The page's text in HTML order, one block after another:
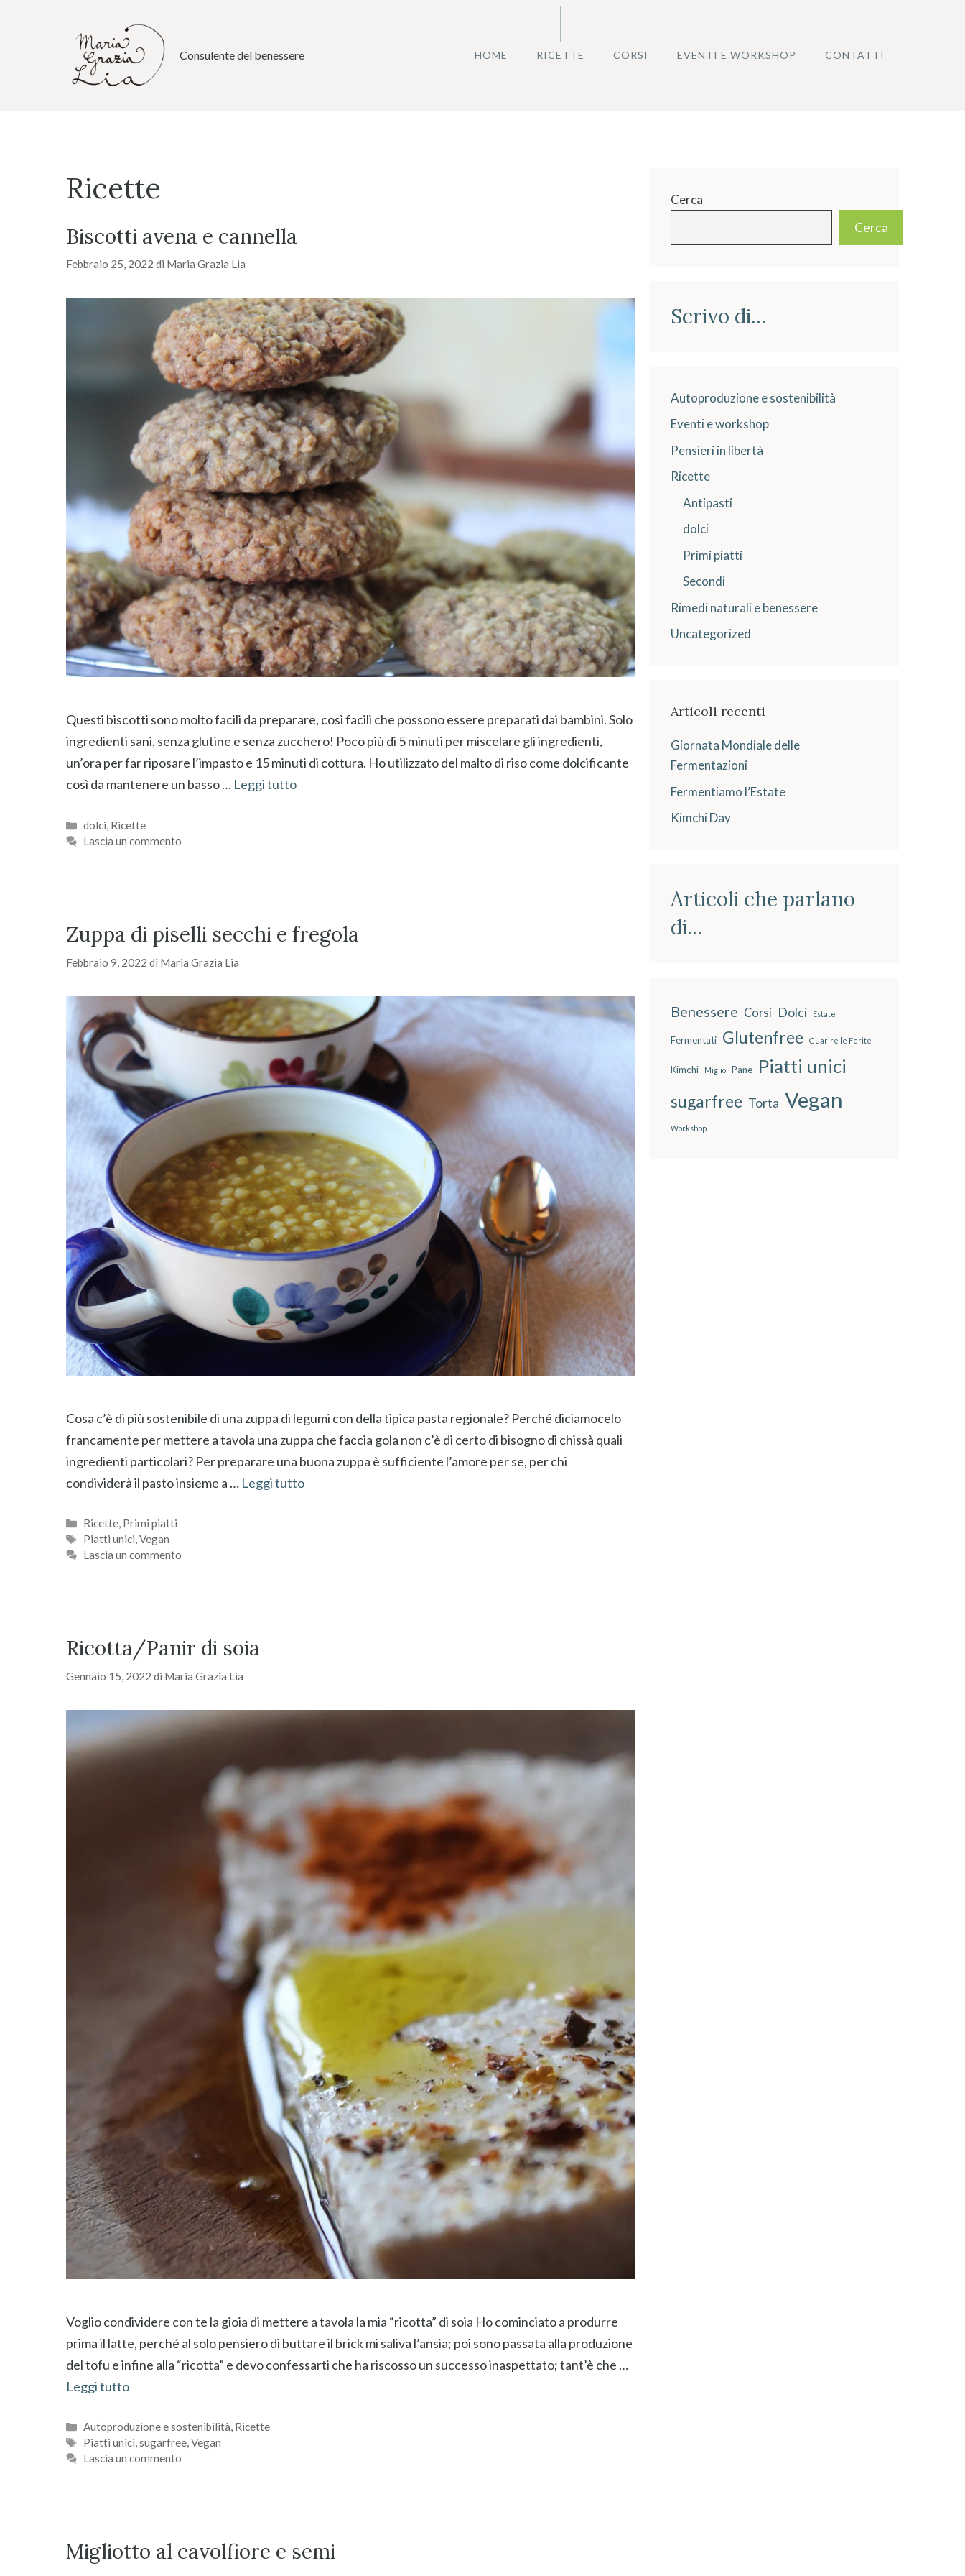
Consulente del benessere HOME RICETTE CORSI EVENTI E WORKSHOP CONTATTI
Ricette
Biscotti avena e cannella
Febbraio 25, 2022 di Maria Grazia Lia
Questi biscotti sono molto facili da preparare, così facili che possono essere preparati dai bambini. Solo
ingredienti sani, senza glutine e senza zucchero! Poco più di 5 minuti per miscelare gli ingredienti,
un’ora per far riposare l’impasto e 15 minuti di cottura. Ho utilizzato del malto di riso come dolcificante
così da mantenere un basso … Leggi tutto
Categorie
dolci, Ricette
Lascia un commento
Zuppa di piselli secchi e fregola
Febbraio 9, 2022 di Maria Grazia Lia
Cosa c’è di più sostenibile di una zuppa di legumi con della tipica pasta regionale? Perché diciamocelo
francamente per mettere a tavola una zuppa che faccia gola non c’è di certo di bisogno di chissà quali
ingredienti particolari? Per preparare una buona zuppa è sufficiente l’amore per se, per chi
condividerà il pasto insieme a … Leggi tutto
Categorie
Ricette, Primi piatti
Tag
Piatti unici,Vegan
Lascia un commento
Ricotta/Panir di soia
Gennaio 15, 2022 di Maria Grazia Lia
Voglio condividere con te la gioia di mettere a tavola la mia “ricotta” di soia Ho cominciato a produrre
prima il latte, perché al solo pensiero di buttare il brick mi saliva l’ansia; poi sono passata alla produzione
del tofu e infine alla “ricotta” e devo confessarti che ha riscosso un successo inaspettato; tant’è che …
Leggi tutto
Categorie
Autoproduzione e sostenibilità, Ricette
Tag
Piatti unici,sugarfree,Vegan
Lascia un commento
Migliotto al cavolfiore e semi
Cerca
Cerca
Scrivo di...
Autoproduzione e sostenibilità
Eventi e workshop
Pensieri in libertà
Ricette
Antipasti
dolci
Primi piatti
Secondi
Rimedi naturali e benessere
Uncategorized
Articoli recenti
Giornata Mondiale delle
Fermentazioni
Fermentiamo l’Estate
Kimchi Day
Articoli che parlano
di...
Benessere Corsi Dolci Estate
Fermentati Glutenfree Guarire le Ferite
Kimchi Miglio Pane Piatti unici
sugarfree Torta Vegan
Workshop